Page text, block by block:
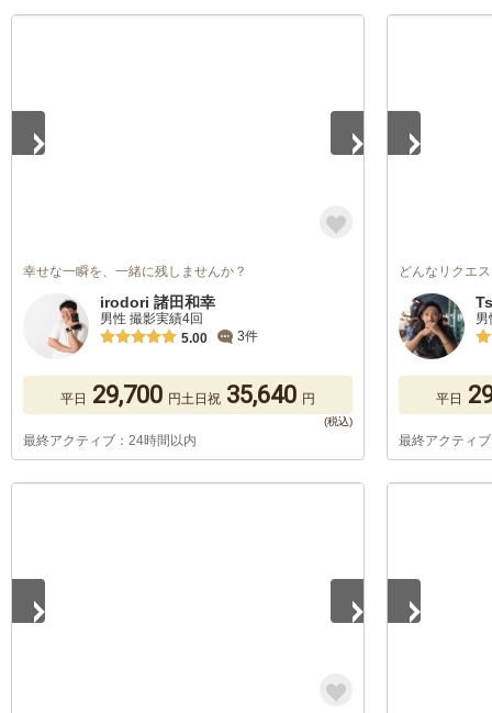
幸せな一瞬を、一緒に残しませんか？
irodori 諸田和幸
男性 撮影実績4回
5.00
3件
平日 29,700 円土日祝 35,640 円
最終アクティブ：24時間以内
どんなリクエ
男
平日
最終アクティ